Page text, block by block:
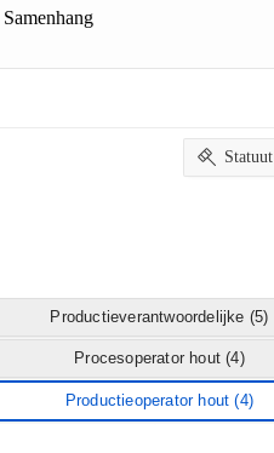
Samenhang
Statuut
Productieverantwoordelijke (5)
Procesoperator hout(4)
Productieoperator hout (4)